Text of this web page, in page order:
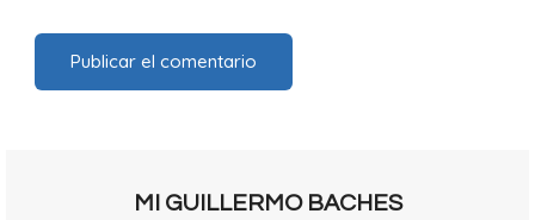
MI GUILLERMO BACHES